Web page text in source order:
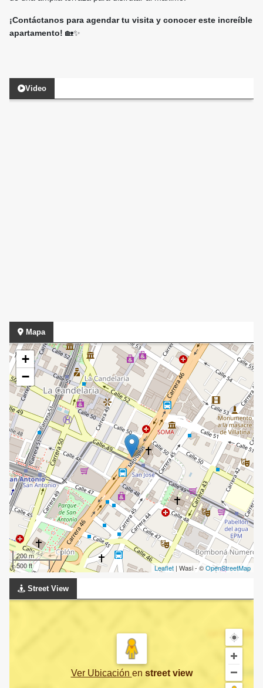
¡Contáctanos para agendar tu visita y conocer este increíble
apartamento! 🏡✨
Video
Mapa
+
−
200 m
500 ft
Leaflet | Wasi - ©OpenStreetMap
Street View
Ver Ubicación en street view